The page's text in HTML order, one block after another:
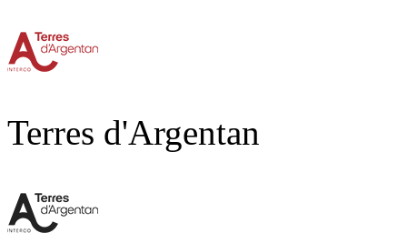
Terres d'Argentan